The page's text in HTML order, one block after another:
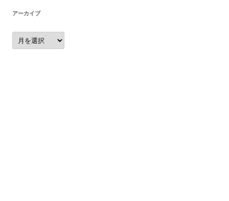
アーカイブ
ア
ー
カ